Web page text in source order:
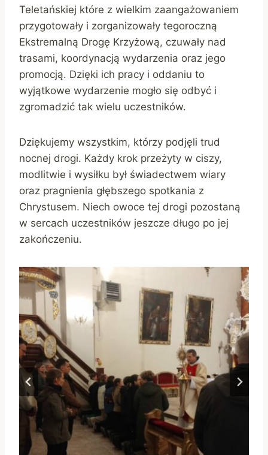
Teletańskiej które z wielkim zaangażowaniem
przygotowały i zorganizowały tegoroczną
Ekstremalną Drogę Krzyżową, czuwały nad
trasami, koordynacją wydarzenia oraz jego
promocją. Dzięki ich pracy i oddaniu to
wyjątkowe wydarzenie mogło się odbyć i
zgromadzić tak wielu uczestników.
Dziękujemy wszystkim, którzy podjęli trud
nocnej drogi. Każdy krok przeżyty w ciszy,
modlitwie i wysiłku był świadectwem wiary
oraz pragnienia głębszego spotkania z
Chrystusem. Niech owoce tej drogi pozostaną
w sercach uczestników jeszcze długo po jej
zakończeniu.